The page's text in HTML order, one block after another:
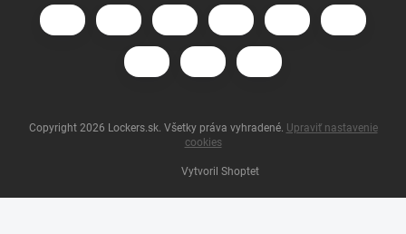
Vytvoril Shoptet
Copyright 2026 Lockers.sk. Všetky práva vyhradené. Upraviť nastavenie
cookies